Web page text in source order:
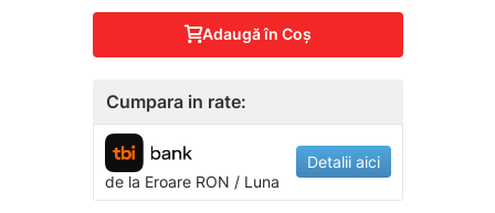
Adaugă în Coş
Cumpara in rate:
de la EroareRON / Luna
Detalii aici